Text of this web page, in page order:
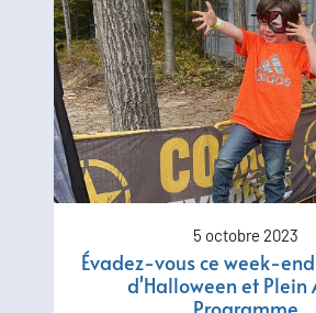
5 octobre 2023
Évadez-vous ce week-
d'Halloween et Plein